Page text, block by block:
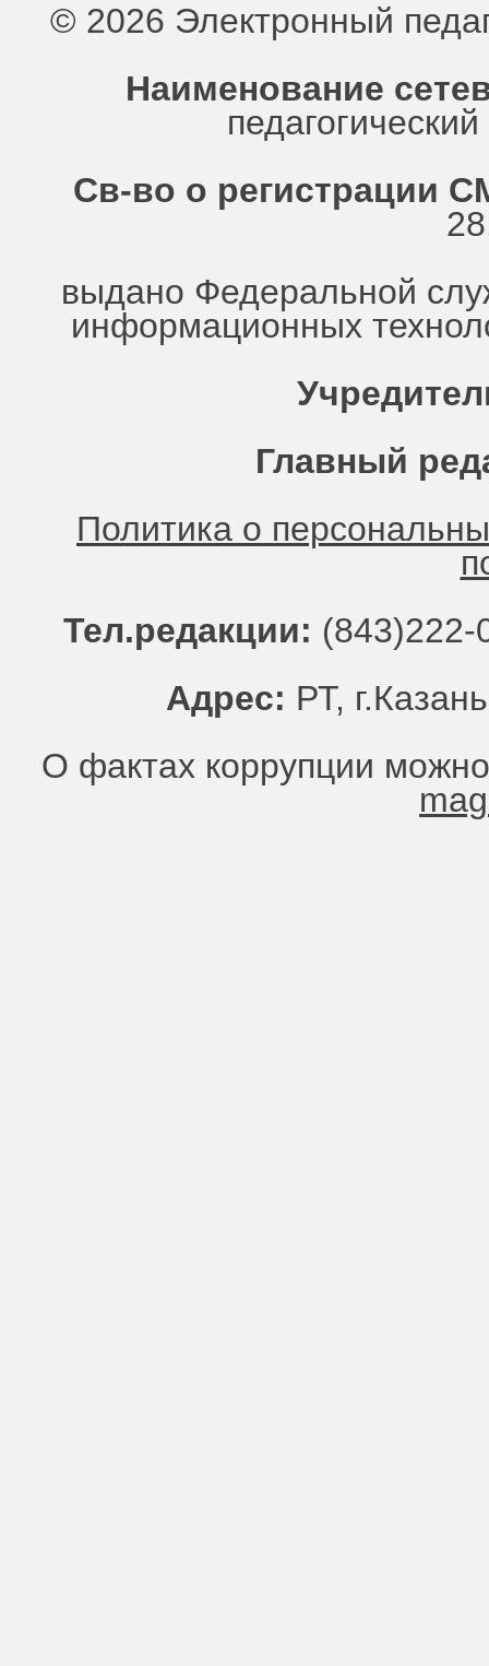
© 2026 Электронный
Наименование
Св-во о регистрации
выдано Федеральной
информационных
Главный
Политика о
Тел.редакции:
Адрес: РТ,
О фактах коррупции